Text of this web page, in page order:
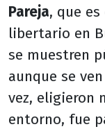
Pareja, que
libertario en
se muestren
aunque se
vez, eligieron
entorno, fue